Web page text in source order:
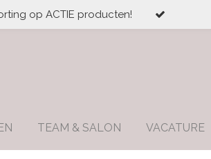
op ACTIE producten!
TEAM & SALON VACATURE